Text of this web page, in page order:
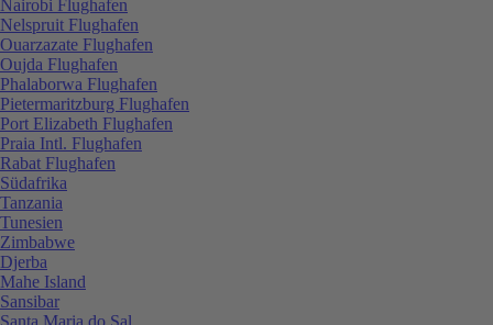
Nairobi Flughafen
Nelspruit Flughafen
Ouarzazate Flughafen
Oujda Flughafen
Phalaborwa Flughafen
Pietermaritzburg Flughafen
Port Elizabeth Flughafen
Praia Intl. Flughafen
Rabat Flughafen
Südafrika
Tanzania
Tunesien
Zimbabwe
Djerba
Mahe Island
Sansibar
Santa Maria do Sal